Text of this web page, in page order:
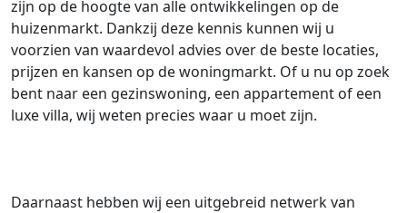
zijn op de hoogte van alle ontwikkelingen op de
huizenmarkt. Dankzij deze kennis kunnen wij u
voorzien van waardevol advies over de beste locaties,
prijzen en kansen op de woningmarkt. Of u nu op zoek
bent naar een gezinswoning, een appartement of een
luxe villa, wij weten precies waar u moet zijn.
Daarnaast hebben wij een uitgebreid netwerk van